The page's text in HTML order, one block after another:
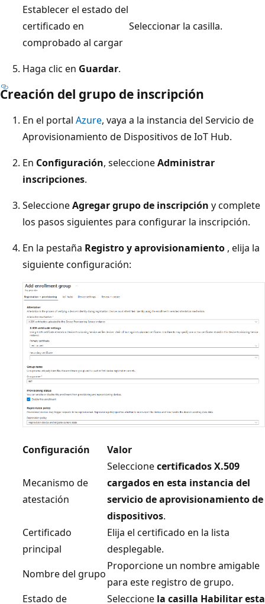
Establecer el estado del
certificado en
comprobado al cargar
Seleccionar la casilla.
Haga clic en Guardar.
Creación del grupo de inscripción
En el portal Azure, vaya a la instancia del Servicio de
Aprovisionamiento de Dispositivos de IoT Hub.
En Configuración, seleccioneAdministrar
inscripciones.
SeleccioneAgregar grupo de inscripción y complete
los pasos siguientes para configurar la inscripción.
En la pestaña Registro y aprovisionamiento , elija la
siguiente configuración:
Configuración Valor
Mecanismo de
atestación
Seleccionecertificados X.509
cargados en esta instancia del
servicio de aprovisionamiento de
dispositivos.
Certificado
principal
Elija el certificado en la lista
desplegable.
Nombre del grupo
Proporcione un nombre amigable
para este registro de grupo.
Estado de
Seleccione la casilla Habilitar esta